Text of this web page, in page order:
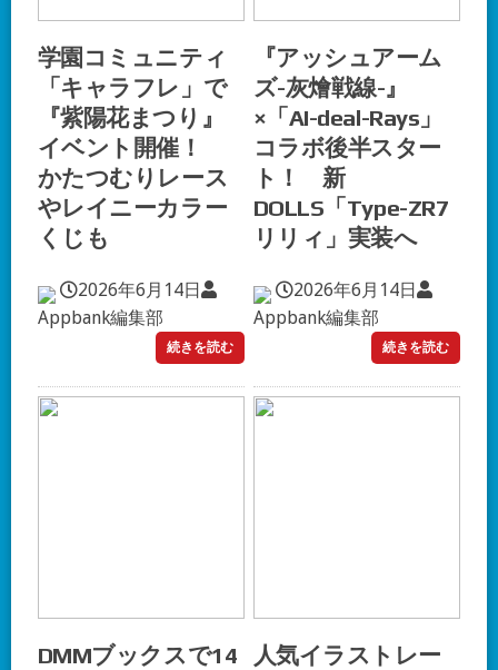
学園コミュニティ
「キャラフレ」で
『紫陽花まつり』
イベント開催！
かたつむりレース
やレイニーカラー
くじも
2026年6月14日
Appbank編集部
続きを読む
『アッシュアーム
ズ-灰燴戦線-』
×「AI-deal-Rays」
コラボ後半スター
ト！ 新
DOLLS「Type-ZR7
リリィ」実装へ
2026年6月14日
Appbank編集部
続きを読む
DMMブックスで14
人気イラストレー